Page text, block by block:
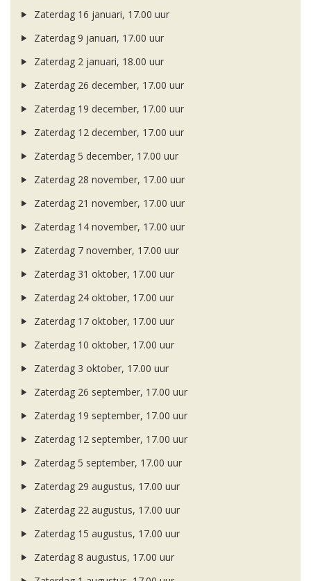
Zaterdag 16 januari, 17.00 uur
Zaterdag 9 januari, 17.00 uur
Zaterdag 2 januari, 18.00 uur
Zaterdag 26 december, 17.00 uur
Zaterdag 19 december, 17.00 uur
Zaterdag 12 december, 17.00 uur
Zaterdag 5 december, 17.00 uur
Zaterdag 28 november, 17.00 uur
Zaterdag 21 november, 17.00 uur
Zaterdag 14 november, 17.00 uur
Zaterdag 7 november, 17.00 uur
Zaterdag 31 oktober, 17.00 uur
Zaterdag 24 oktober, 17.00 uur
Zaterdag 17 oktober, 17.00 uur
Zaterdag 10 oktober, 17.00 uur
Zaterdag 3 oktober, 17.00 uur
Zaterdag 26 september, 17.00 uur
Zaterdag 19 september, 17.00 uur
Zaterdag 12 september, 17.00 uur
Zaterdag 5 september, 17.00 uur
Zaterdag 29 augustus, 17.00 uur
Zaterdag 22 augustus, 17.00 uur
Zaterdag 15 augustus, 17.00 uur
Zaterdag 8 augustus, 17.00 uur